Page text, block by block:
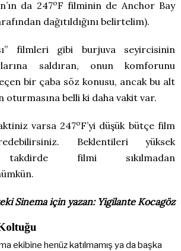
da 247oF filminin de Anchor Bay
dağıtıldığını belirtelim).
filmleri gibi burjuva seyircisinin
saldıran, onun komforunu
bir çaba söz konusu, ancak bu alt
belli ki daha vakit var.
varsa 247oF’yi düşük bütçe film
Beklentileri yüksek
takdirde filmi sıkılmadan
Sinema için yazan: Yigilante Kocagöz
ekibine henüz katılmamış ya da başka